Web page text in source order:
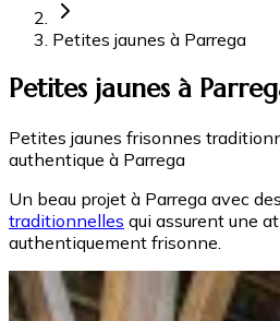
Petites jaunes à Parrega
Petites jaunes à
Petites jaunes frisonnes
authentique à Parrega
Un beau projet à Parrega avec des
traditionnelles qui assurent une
authentiquement frisonne.